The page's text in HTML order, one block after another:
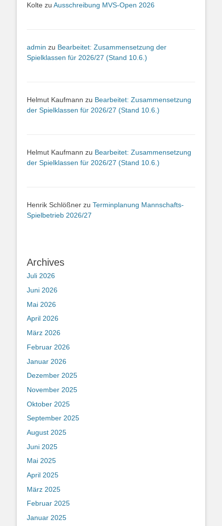
Kolte zu Ausschreibung MVS-Open 2026
admin zu Bearbeitet: Zusammensetzung der
Spielklassen für 2026/27 (Stand 10.6.)
Helmut Kaufmann zu Bearbeitet: Zusammensetzung
der Spielklassen für 2026/27 (Stand 10.6.)
Helmut Kaufmann zu Bearbeitet: Zusammensetzung
der Spielklassen für 2026/27 (Stand 10.6.)
Henrik Schlößner zu Terminplanung Mannschafts-
Spielbetrieb 2026/27
Archives
Juli 2026
Juni 2026
Mai 2026
April 2026
März 2026
Februar 2026
Januar 2026
Dezember 2025
November 2025
Oktober 2025
September 2025
August 2025
Juni 2025
Mai 2025
April 2025
März 2025
Februar 2025
Januar 2025